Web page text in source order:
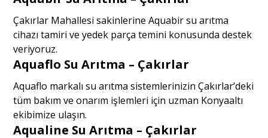
Çakırlar Mahallesi sakinlerine Aquabir su arıtma
cihazı tamiri ve yedek parça temini konusunda destek
veriyoruz.
Aquaflo Su Arıtma – Çakırlar
Aquaflo markalı su arıtma sistemlerinizin Çakırlar’deki
tüm bakım ve onarım işlemleri için uzman Konyaaltı
ekibimize ulaşın.
Aqualine Su Arıtma – Çakırlar